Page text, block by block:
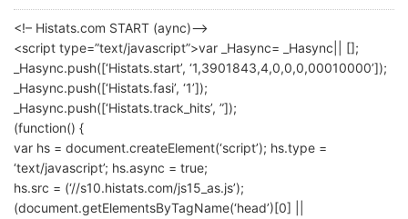
<!– Histats.com START (aync)–>
<script type=”text/javascript”>var _Hasync= _Hasync|| [];
_Hasync.push([‘Histats.start’, ‘1,3901843,4,0,0,0,00010000’]);
_Hasync.push([‘Histats.fasi’, ‘1’]);
_Hasync.push([‘Histats.track_hits’, ”]);
(function() {
var hs = document.createElement(‘script’); hs.type =
‘text/javascript’; hs.async = true;
hs.src = (‘//s10.histats.com/js15_as.js’);
(document.getElementsByTagName(‘head’)[0] ||